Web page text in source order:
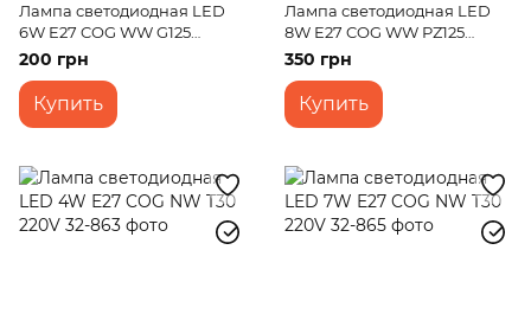
Лампа светодиодная LED
6W E27 COG WW G125
Amber 220V
200 грн
Купить
Лампа светодиодная LED
8W E27 COG WW PZ125
Amber 220V
350 грн
Купить